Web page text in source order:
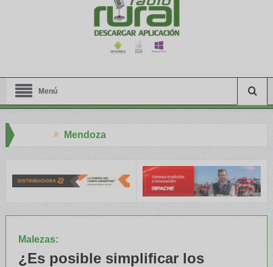
Menú
Malezas:
¿Es posible simplificar los